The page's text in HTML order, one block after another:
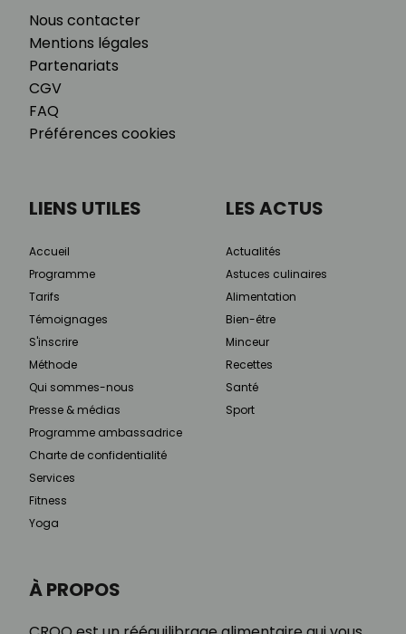
Nous contacter
Mentions légales
Partenariats
CGV
FAQ
Préférences cookies
À PROPOS
LIENS UTILES
Accueil
Programme
Tarifs
Témoignages
S'inscrire
Méthode
Qui sommes-nous
Presse & médias
Programme ambassadrice
Charte de confidentialité
Services
Fitness
Yoga
LES ACTUS
Actualités
Astuces culinaires
Alimentation
Bien-être
Minceur
Recettes
Santé
Sport